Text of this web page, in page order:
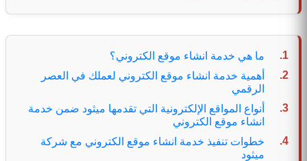
ما هي خدمة انشاء موقع الكتروني؟
أهمية خدمة انشاء موقع الكتروني لعملك في العصر
الرقمي
أنواع المواقع الإلكترونية التي تقدمها ميثود ضمن خدمة
انشاء موقع الكتروني
خطوات تنفيذ خدمة انشاء موقع الكتروني مع شركة
ميثود